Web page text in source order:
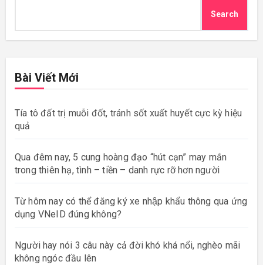
Search
Bài Viết Mới
Tía tô đất trị muỗi đốt, tránh sốt xuất huyết cực kỳ hiệu
quả
Qua đêm nay, 5 cung hoàng đạo “hút cạn” may mắn
trong thiên hạ, tình – tiền – danh rực rỡ hơn người
Từ hôm nay có thể đăng ký xe nhập khẩu thông qua ứng
dụng VNeID đúng không?
Người hay nói 3 câu này cả đời khó khá nổi, nghèo mãi
không ngóc đầu lên